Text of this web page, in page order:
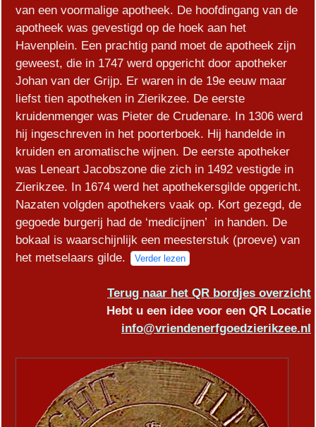
van een voormalige apotheek. De hoofdingang van de
apotheek was gevestigd op de hoek aan het
Havenplein. Een prachtig pand moet de apotheek zijn
geweest, die in 1747 werd opgericht door apotheker
Johan van der Grijp. Er waren in de 19e eeuw maar
liefst tien apotheken in Zierikzee. De eerste
kruidenmenger was Pieter de Crudenare. In 1306 werd
hij ingeschreven in het poorterboek. Hij handelde in
kruiden en aromatische wijnen. De eerste apotheker
was Leneart Jacobszone die zich in 1492 vestigde in
Zierikzee. In 1674 werd het apothekersgilde opgericht.
Nazaten volgden apothekers vaak op. Kort gezegd, de
gegoede burgerij had de ‘medicijnen’ in handen. De
bokaal is waarschijnlijk een meesterstuk (proeve) van
het metselaars gilde.
Verder lezen
Terug naar het QR bordjes overzicht
Hebt u een idee voor een QR Locatie
info@vriendenerfgoedzierikzee.nl